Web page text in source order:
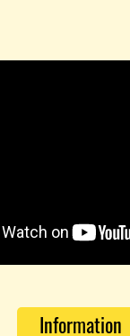
Information